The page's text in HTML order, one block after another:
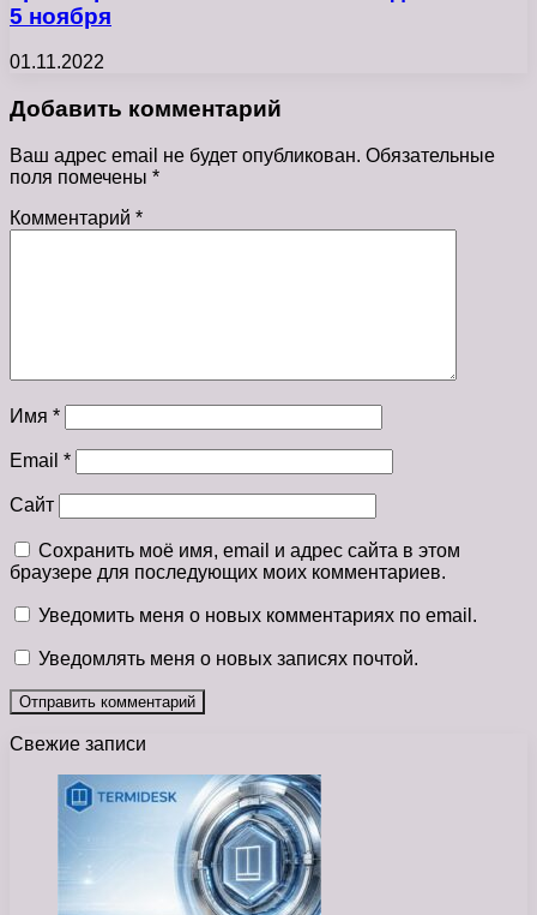
5 ноября
01.11.2022
Добавить комментарий
Ваш адрес email не будет опубликован. Обязательные
поля помечены *
Комментарий *
Имя *
Email *
Сайт
Сохранить моё имя, email и адрес сайта в этом
браузере для последующих моих комментариев.
Уведомить меня о новых комментариях по email.
Уведомлять меня о новых записях почтой.
Свежие записи